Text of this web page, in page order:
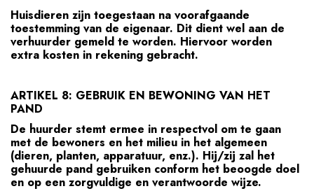
Huisdieren zijn toegestaan na voorafgaande
toestemming van de eigenaar. Dit dient wel aan de
verhuurder gemeld te worden. Hiervoor worden
extra kosten in rekening gebracht.
ARTIKEL 8: GEBRUIK EN BEWONING VAN HET
PAND
De huurder stemt ermee in respectvol om te gaan
met de bewoners en het milieu in het algemeen
(dieren, planten, apparatuur, enz.). Hij/zij zal het
gehuurde pand gebruiken conform het beoogde doel
en op een zorgvuldige en verantwoorde wijze.